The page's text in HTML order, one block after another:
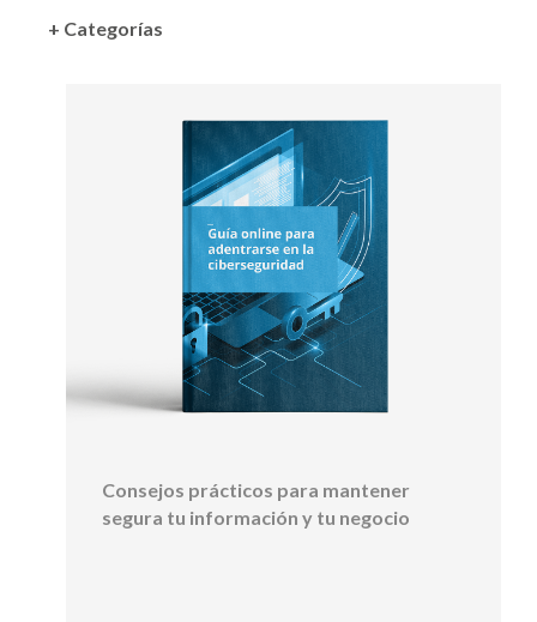
+ Categorías
Consejos prácticos para mantener
segura tu información y tu negocio